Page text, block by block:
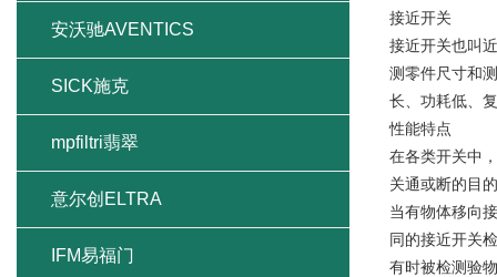
接近开关
接近开关也叫
测零件尺寸和
长、功耗低、
性能特点
在各类开关中
关通或断的目
当有物体移向
同的接近开关
有时被检测验
安沃驰AVENTICS
SICK施克
mpfiltri翡翠
意尔创ELTRA
IFM易福门